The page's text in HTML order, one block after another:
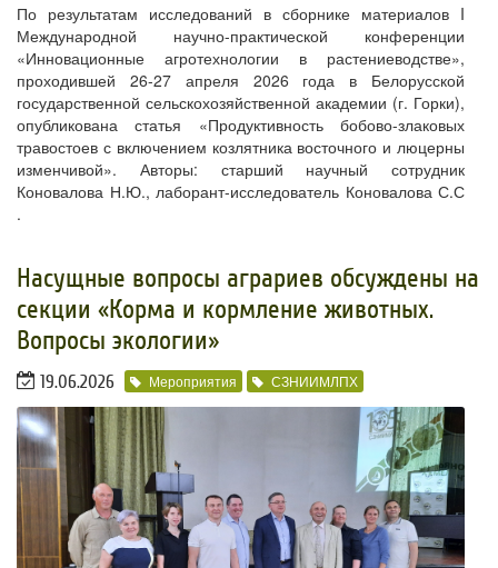
По результатам исследований в сборнике материалов I
Международной научно-практической конференции
«Инновационные агротехнологии в растениеводстве»,
проходившей 26-27 апреля 2026 года в Белорусской
государственной сельскохозяйственной академии (г. Горки),
опубликована статья «Продуктивность бобово-злаковых
травостоев с включением козлятника восточного и люцерны
изменчивой». Авторы: старший научный сотрудник
Коновалова Н.Ю., лаборант-исследователь Коновалова С.С
.
​Насущные вопросы аграриев обсуждены на
секции «Корма и кормление животных.
Вопросы экологии»
19.06.2026 Мероприятия СЗНИИМЛПХ